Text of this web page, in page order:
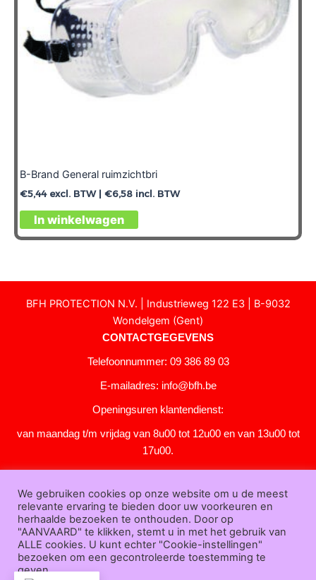
B-Brand General ruimzichtbri
€5,44excl. BTW | €6,58 incl. BTW
In winkelwagen
BFH PROTECTION N.V. | Industrieweg 122 E3 | B-9032
Wondelgem (Gent)
CONTACTGEGEVENS
Telefoonnummer: 09 386 89 03
E-mailadres: info@bfh.be
Openingsuren klantendienst:
van maandag t/m vrijdag van 8u00 tot 12u00 en van 13u00 tot
17u00.
KLANTENSERVICE
Over
ons|Bedrijfsgegevens|F.A.Q.|Bestelprocedure|Betaling|
ending| Retourneren|Downloads|Dealers|Bedrukken
We gebruiken cookies op onze website om u de meest
relevante ervaring te bieden door uw voorkeuren en
herhaalde bezoeken te onthouden. Door op
"AANVAARD" te klikken, stemt u in met het gebruik van
ALLE cookies. U kunt echter "Cookie-instellingen"
bezoeken om een gecontroleerde toestemming te
geven.